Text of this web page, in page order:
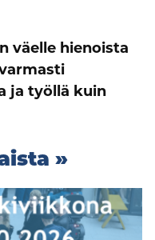
väelle hienoista
ja työllä kuin
»